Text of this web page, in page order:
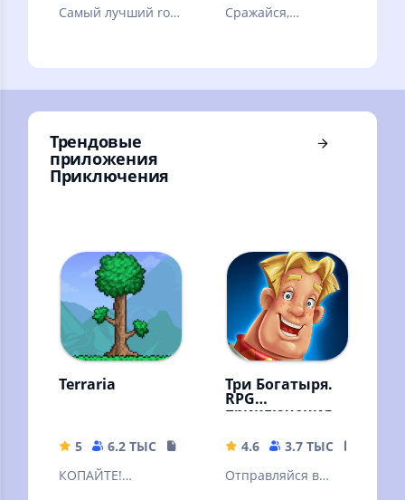
Самый лучший rofl
Сражайся,
огромном
средневековом
Трендовые
приложения
Приключения
Terraria
5 6.2 ТЫС
137.47 MB
КОПАЙТЕ!
Три Богатыря.
RPG
приключения
4.6 3.7 ТЫС
Отправляйся в